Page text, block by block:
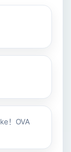
！OVA